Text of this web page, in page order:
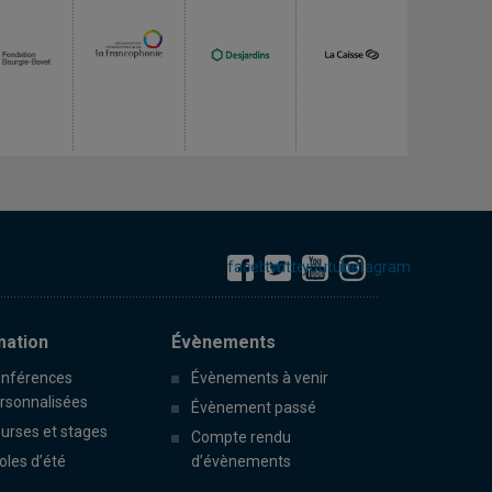
et stages
d’été
Évènements
Évènements à venir
Évènement passé
Compte rendu
d’évènements
facebook
twitteryoutubeinstagram